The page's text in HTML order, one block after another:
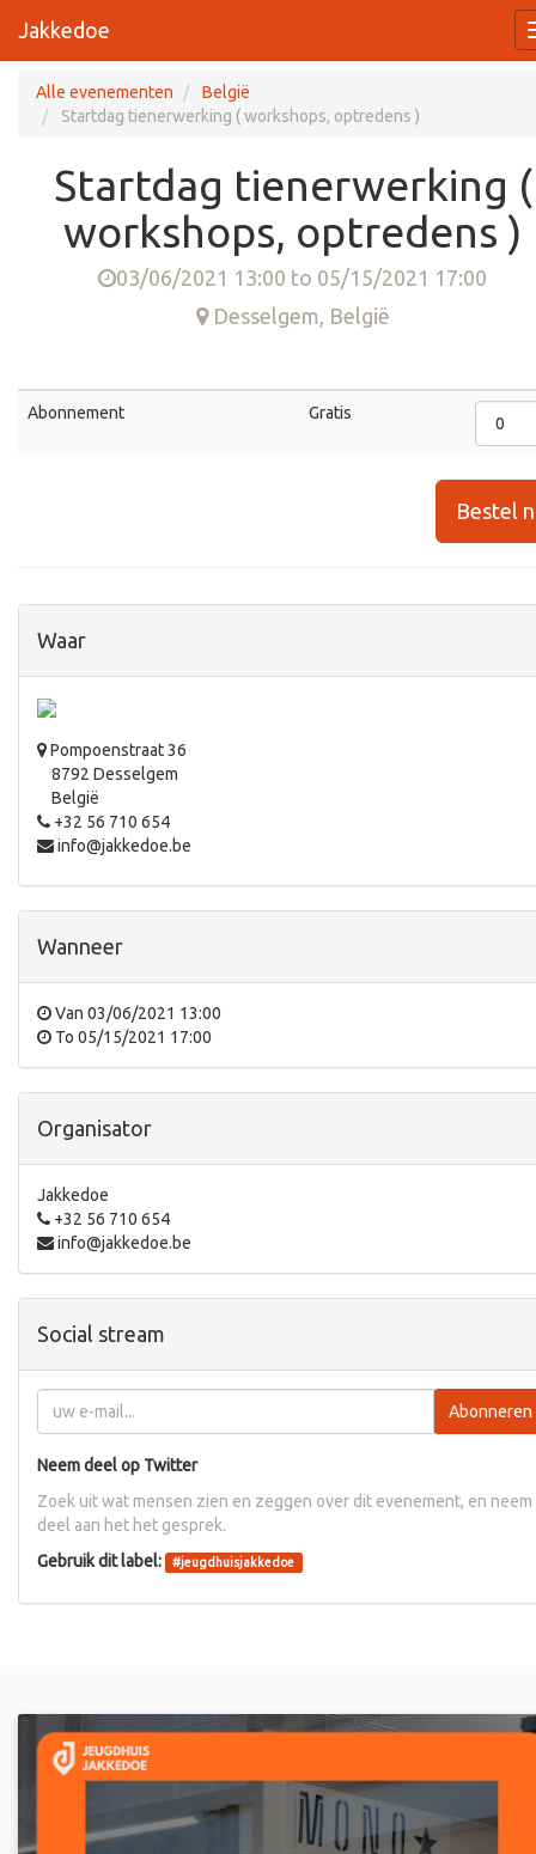
Jakkedoe
Alle evenementen
België
Startdag tienerwerking ( workshops, optredens )
Startdag tienerwerking (
workshops, optredens )
03/06/2021 13:00 to 05/15/2021 17:00
Desselgem, België
Abonnement Gratis
Bestel
Waar
Pompoenstraat 36
8792 Desselgem
België
+32 56 710 654
info@jakkedoe.be
Wanneer
Van 03/06/2021 13:00
To 05/15/2021 17:00
Organisator
Jakkedoe
+32 56 710 654
info@jakkedoe.be
Social stream
Abonneren
Neem deel op Twitter
Zoek uit wat mensen zien en zeggen over dit evenement, en neem
deel aan het het gesprek.
Gebruik dit label:
#jeugdhuisjakkedoe